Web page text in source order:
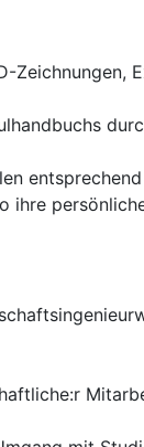
Zeichnungen,
ihre